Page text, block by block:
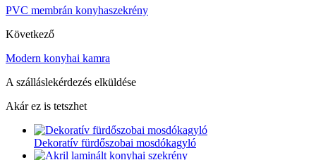
PVC membrán konyhaszekrény
Következő
Modern konyhai kamra
A szálláslekérdezés elküldése
Akár ez is tetszhet
Dekoratív fürdőszobai mosdókagyló